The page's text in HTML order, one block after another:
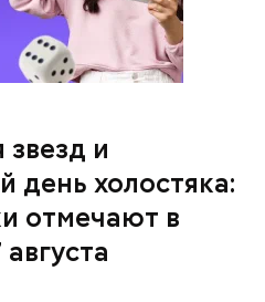
и
холостяка:
отмечают в
холостяка